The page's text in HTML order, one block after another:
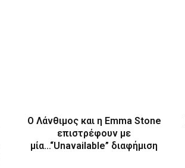
Ο Λάνθιμος και η Emma Stone
επιστρέφουν με
μία…“Unavailable” διαφήμιση